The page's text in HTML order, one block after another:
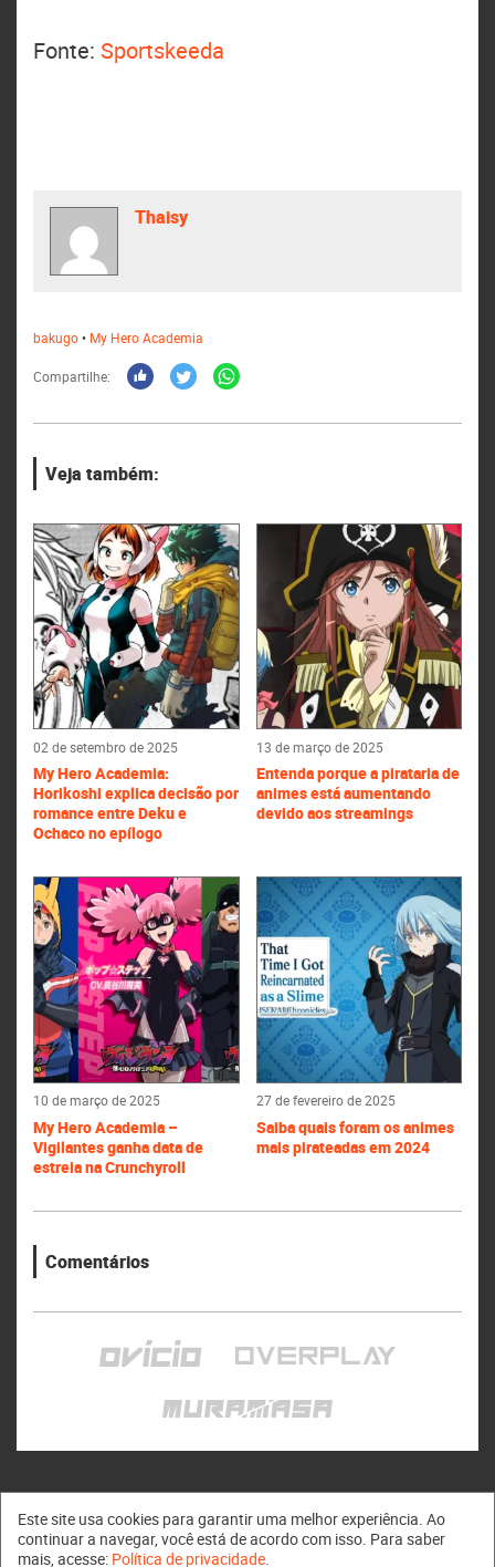
Fonte: Sportskeeda
Thaisy
bakugo• My Hero Academia
Compartilhe:
Veja também:
02 de setembro de 2025
My Hero Academia:
Horikoshi explica decisão por
romance entre Deku e
Ochaco no epílogo
13 de março de 2025
Entenda porque a pirataria de
animes está aumentando
devido aos streamings
10 de março de 2025
My Hero Academia –
Vigilantes ganha data de
estreia na Crunchyroll
27 de fevereiro de 2025
Saiba quais foram os animes
mais pirateadas em 2024
Comentários
Este site usa cookies para garantir uma melhor experiência. Ao
continuar a navegar, você está de acordo com isso. Para saber
mais, acesse: Política de privacidade.